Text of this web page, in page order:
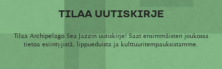
TILAA UUTISKIRJE
Tilaa Archipelago Sea Jazzin uutiskirje! Saat ensimmäisten joukossa
tietoa esiintyjistä, lippueduista ja kulttuuritempauksistamme.